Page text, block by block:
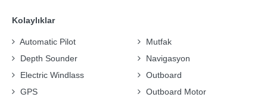
Kolaylıklar
Automatic Pilot
Depth Sounder
Electric Windlass
GPS
Mutfak
Navigasyon
Outboard
Outboard Motor